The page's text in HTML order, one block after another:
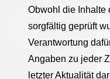
Obwohl die Inhalte
sorgfältig geprüft
Verantwortung
Angaben zu jeder
letzter Aktualität